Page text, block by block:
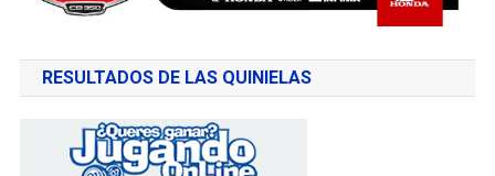
RESULTADOS DE LAS QUINIELAS